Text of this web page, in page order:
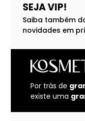
SEJA VIP!
Saiba também
novidades em
Por trás de
existe uma